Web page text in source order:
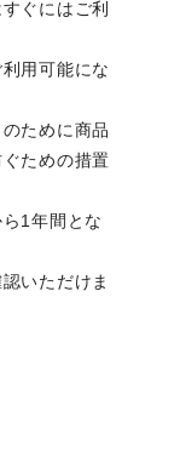
ぐにはご利
用可能にな
ために商品
ための措置
1年間とな
いただけま